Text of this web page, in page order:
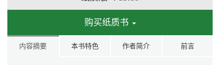
购买纸质书
内容摘要 本书特色 作者简介 前言